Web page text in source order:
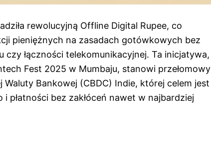
rewolucyjną Offline Digital Rupee, co
pieniężnych na zasadach gotówkowych bez
łączności telekomunikacyjnej. Ta inicjatywa,
Fest 2025 w Mumbaju, stanowi przełomowy
Bankowej (CBDC) Indie, której celem jest
płatności bez zakłóceń nawet w najbardziej